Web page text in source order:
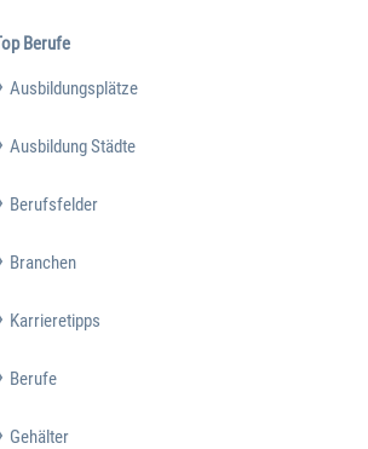
Berufe
Ausbildungsplätze
Ausbildung Städte
Berufsfelder
Branchen
Karrieretipps
Berufe
Gehälter